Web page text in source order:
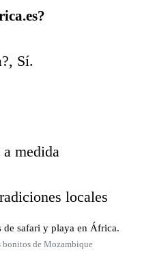
Sí.
medida
locales
bonitos de Mozambique